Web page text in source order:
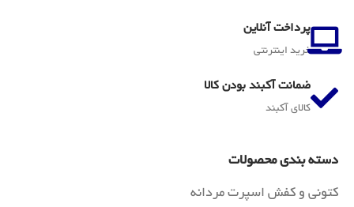
پرداخت آنلاین
خرید اینترنتی
ضمانت آکبند بودن کالا
کالای آکبند
دسته بندی محصولات
کتونی و کفش اسپرت مردانه